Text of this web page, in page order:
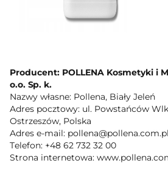
Producent: POLLENA Kosmetyki i
o.o. Sp. k.
Nazwy własne: Pollena, Biały Jeleń
Adres pocztowy: ul. Powstańców
Ostrzeszów, Polska
Adres e-mail: pollena@pollena.com.pl
Telefon: +48 62 732 32 00
Strona internetowa: